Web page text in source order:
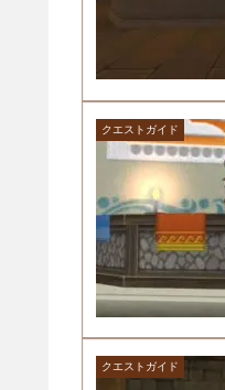
クエストガイド
クエストガイド